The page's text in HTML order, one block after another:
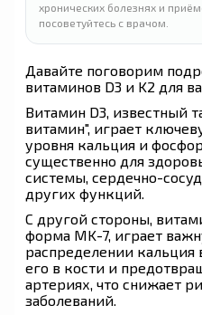
хронических болезнях и
посоветуйтесь с врачом.
Давайте поговорим
витаминов D3 и K2 для
Витамин D3, известный
витамин", играет
уровня кальция и
существенно для
системы, сердечно-
других функций.
С другой стороны,
форма MK-7, играет
распределении кальция
его в кости и
артериях, что снижает
заболеваний.